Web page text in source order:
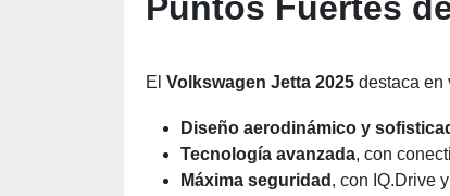
El Volkswagen Jetta 2025 destaca en
Diseño aerodinámico y
Tecnología avanzada, con
Máxima seguridad , con IQ.Drive